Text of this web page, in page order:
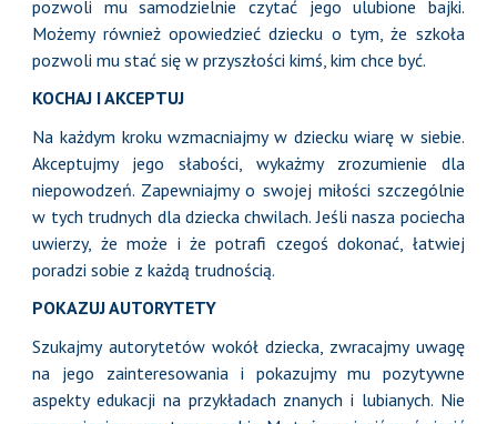
pozwoli mu samodzielnie czytać jego ulubione bajki.
Możemy również opowiedzieć dziecku o tym, że szkoła
pozwoli mu stać się w przyszłości kimś, kim chce być.
KOCHAJ I AKCEPTUJ
Na każdym kroku wzmacniajmy w dziecku wiarę w siebie.
Akceptujmy jego słabości, wykażmy zrozumienie dla
niepowodzeń. Zapewniajmy o swojej miłości szczególnie
w tych trudnych dla dziecka chwilach. Jeśli nasza pociecha
uwierzy, że może i że potrafi czegoś dokonać, łatwiej
poradzi sobie z każdą trudnością.
POKAZUJ AUTORYTETY
Szukajmy autorytetów wokół dziecka, zwracajmy uwagę
na jego zainteresowania i pokazujmy mu pozytywne
aspekty edukacji na przykładach znanych i lubianych. Nie